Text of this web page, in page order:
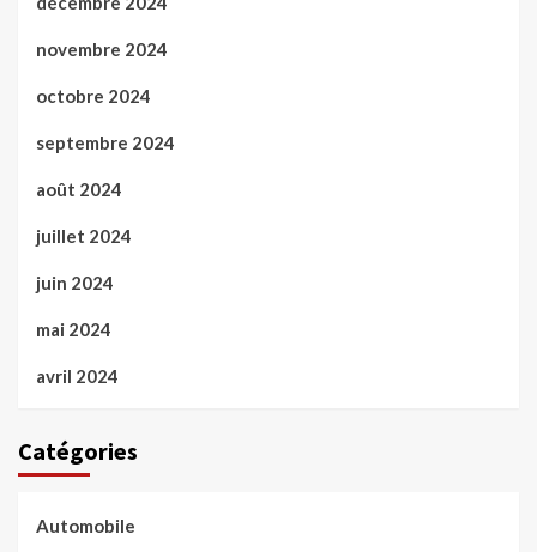
novembre 2024
octobre 2024
septembre 2024
août 2024
juillet 2024
juin 2024
mai 2024
avril 2024
Catégories
Automobile